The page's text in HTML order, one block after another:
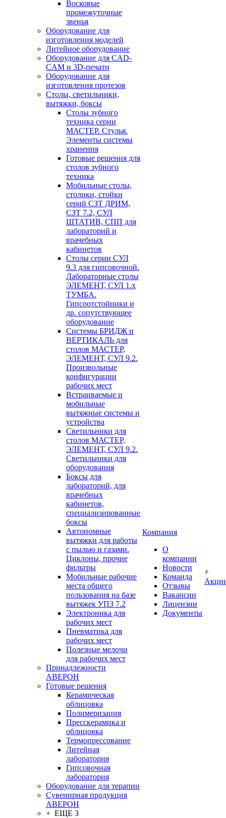
Восковые
промежуточные
звенья
Оборудование для
изготовления моделей
Литейное оборудование
Оборудование для CAD-
CAM и 3D-печати
Оборудование для
изготовления протезов
Cтолы, светильники,
вытяжки, боксы
Столы зубного
техника серии
МАСТЕР. Стулья.
Элементы системы
хранения
Готовые решения для
столов зубного
техника
Мобильные столы,
столики, стойки
серий СЗТ ДРИМ,
СЗТ 7.2, СУЛ
ШТАТИВ, СПП для
лабораторий и
врачебных
кабинетов
Столы серии СУЛ
9.3 для гипсовочной.
Лабораторные столы
ЭЛЕМЕНТ, СУЛ 1.х
ТУМБА.
Гипсоотстойники и
др. сопутствующее
оборудование
Системы БРИДЖ и
ВЕРТИКАЛЬ для
столов МАСТЕР,
ЭЛЕМЕНТ, СУЛ 9.2.
Произвольные
конфигурации
рабочих мест
Встраиваемые и
мобильные
вытяжные системы и
устройства
Светильники для
столов МАСТЕР,
ЭЛЕМЕНТ, СУЛ 9.2.
Светильники для
оборудования
Боксы для
лабораторий, для
врачебных
кабинетов,
специализированные
боксы
Автономные
вытяжки для работы
с пылью и газами.
Циклоны, прочие
фильтры
Мобильные рабочие
места общего
пользования на базе
вытяжек УПЗ 7.2
Электроника для
рабочих мест
Пневматика для
рабочих мест
Полезные мелочи
для рабочих мест
Принадлежности
АВЕРОН
Готовые решения
Керамическая
облицовка
Полимеризация
Пресскерамика и
облицовка
Термопрессование
Литейная
лаборатория
Гипсовочная
лаборатория
Оборудование для терапии
Сувенирная продукция
АВЕРОН
+ ЕЩЕ 3
Компания
О
компании
Новости
Команда
Отзывы
Вакансии
Лицензии
Документы